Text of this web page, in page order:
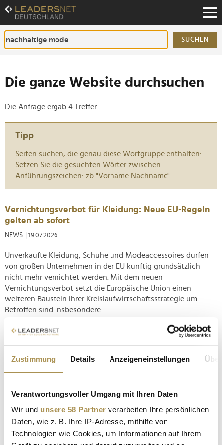
Zustimmung Details Anzeigeneinstellungen
Verantwortungsvoller Umgang mit Ihren Daten
Wir und unsere 58 Partner verarbeiten Ihre persönlichen
Daten, wie z. B. Ihre IP-Adresse, mithilfe von
Technologien wie Cookies, um Informationen auf Ihrem
Zum
Inhalt
Zur
Fußzeilen-
Navigation
SUCHEN
Die ganze Website durchsuchen
Die Anfrage ergab 4 Treffer.
Tipp
Seiten suchen, die genau diese Wortgruppe enthalten:
Setzen Sie die gesuchten Wörter zwischen
Anführungszeichen: zb "Vorname Nachname".
Vernichtungsverbot für Kleidung: Neue EU-Regeln
gelten ab sofort
NEWS | 19.07.2026
Unverkaufte Kleidung, Schuhe und Modeaccessoires dürfen
von großen Unternehmen in der EU künftig grundsätzlich
nicht mehr vernichtet werden. Mit dem neuen
Vernichtungsverbot setzt die Europäische Union einen
weiteren Baustein ihrer Kreislaufwirtschaftsstrategie um.
Betroffen sind insbesondere...
deutschen Mittelstand. Über fünf Jahrzehnte lang lenkte
Wolfgang Grupp die Geschicke des Textilspezialisten, ehe
seine Kinder übernahmen: Seit Januar 2024 ist Bonita Grupp
geschäftsführende Gesellschafterin und verantwortet die
Bereiche Personal,...